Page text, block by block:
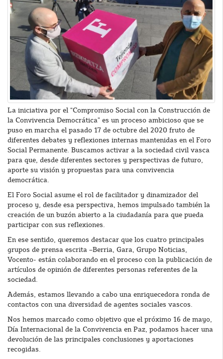
La iniciativa por el “Compromiso Social con la Construcción de
la Convivencia Democrática” es un proceso ambicioso que se
puso en marcha el pasado 17 de octubre del 2020 fruto de
diferentes debates y reflexiones internas mantenidas en el Foro
Social Permanente. Buscamos activar a la sociedad civil vasca
para que, desde diferentes sectores y perspectivas de futuro,
aporte su visión y propuestas para una convivencia
democrática.
El Foro Social asume el rol de facilitador y dinamizador del
proceso y, desde esa perspectiva, hemos impulsado también la
creación de un buzón abierto a la ciudadanía para que pueda
participar con sus reflexiones.
En ese sentido, queremos destacar que los cuatro principales
grupos de prensa escrita –Berria, Gara, Grupo Noticias,
Vocento- están colaborando en el proceso con la publicación de
artículos de opinión de diferentes personas referentes de la
sociedad.
Además, estamos llevando a cabo una enriquecedora ronda de
contactos con una diversidad de agentes sociales vascos.
Nos hemos marcado como objetivo que el próximo 16 de mayo,
Día Internacional de la Convivencia en Paz, podamos hacer una
devolución de las principales conclusiones y aportaciones
recogidas.